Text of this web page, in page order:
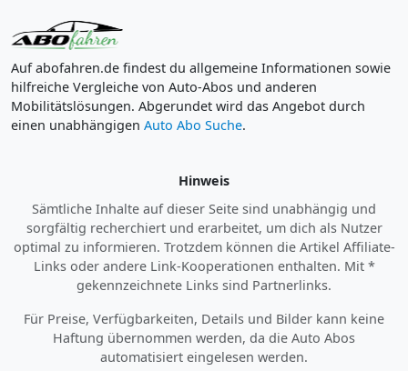
Auf abofahren.de findest du allgemeine Informationen sowie
hilfreiche Vergleiche von Auto-Abos und anderen
Mobilitätslösungen. Abgerundet wird das Angebot durch
einen unabhängigen Auto Abo Suche.
Hinweis
Sämtliche Inhalte auf dieser Seite sind unabhängig und
sorgfältig recherchiert und erarbeitet, um dich als Nutzer
optimal zu informieren. Trotzdem können die Artikel Affiliate-
Links oder andere Link-Kooperationen enthalten. Mit *
gekennzeichnete Links sind Partnerlinks.
Für Preise, Verfügbarkeiten, Details und Bilder kann keine
Haftung übernommen werden, da die Auto Abos
automatisiert eingelesen werden.